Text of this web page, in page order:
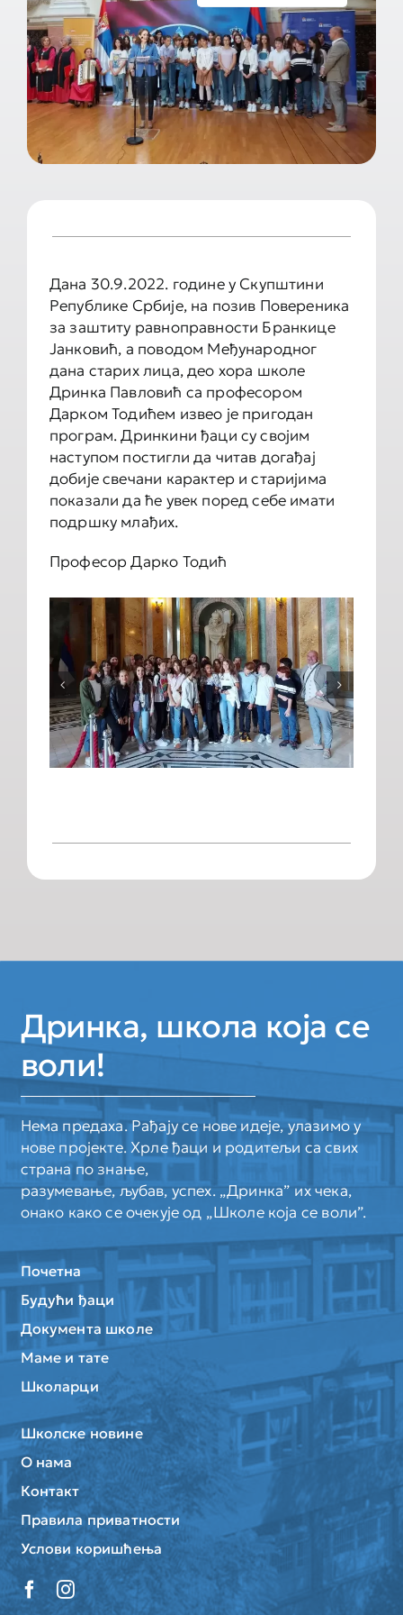
Документа школе
Контакт
Дана 30.9.2022. године у Скупштини
Републике Србије, на позив Повереника
за заштиту равноправности Бранкице
Јанковић, а поводом Међународног
дана старих лица, део хора школе
Дринка Павловић са професором
Дарком Тодићем извео је пригодан
програм. Дринкини ђаци су својим
наступом постигли да читав догађај
добије свечани карактер и старијима
показали да ће увек поред себе имати
подршку млађих.
Професор Дарко Тодић
Дринка, школа која се
воли!
Нема предаха. Рађају се нове идеје, улазимо у
нове пројекте. Хрле ђаци и родитељи са свих
страна по знање,
разумевање, љубав, успех. „Дринка” их чека,
онако како се очекује од „Школе која се воли”.
Почетна
Будући ђаци
Документа школе
Маме и тате
Школарци
Школске новине
О нама
Контакт
Правила приватности
Услови коришћења